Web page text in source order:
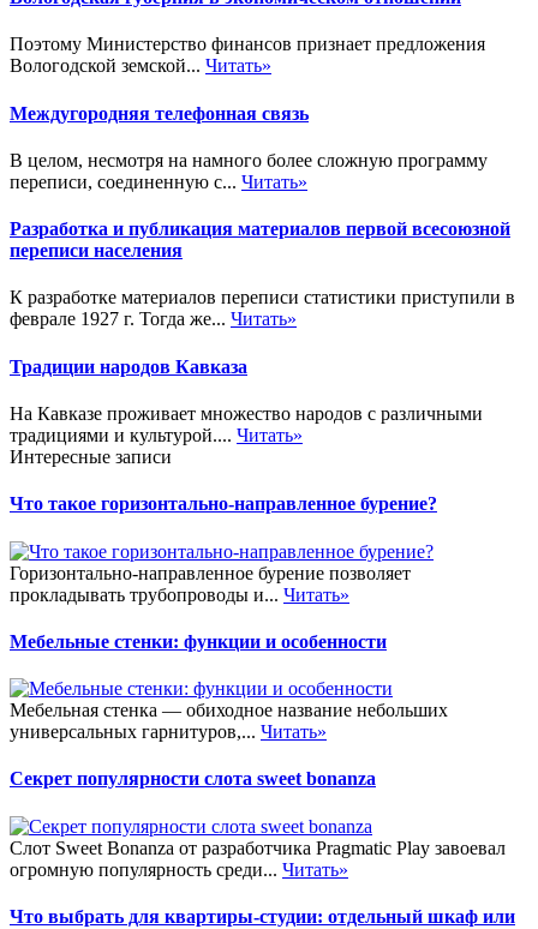
Поэтому Министерство финансов признает предложения
Вологодской земской... Читать»
Междугородняя телефонная связь
В целом, несмотря на намного более сложную программу
переписи, соединенную с... Читать»
Разработка и публикация материалов первой всесоюзной
переписи населения
К разработке материалов переписи статистики приступили в
феврале 1927 г. Тогда же... Читать»
Традиции народов Кавказа
На Кавказе проживает множество народов с различными
традициями и культурой.... Читать»
Интересные записи
Что такое горизонтально-направленное бурение?
Горизонтально-направленное бурение позволяет
прокладывать трубопроводы и... Читать»
Мебельные стенки: функции и особенности
Мебельная стенка — обиходное название небольших
универсальных гарнитуров,... Читать»
Секрет популярности слота sweet bonanza
Слот Sweet Bonanza от разработчика Pragmatic Play завоевал
огромную популярность среди... Читать»
Что выбрать для квартиры-студии: отдельный шкаф или